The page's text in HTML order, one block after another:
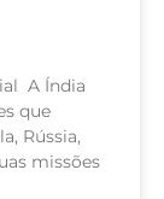
A Índia
que
Rússia,
missões